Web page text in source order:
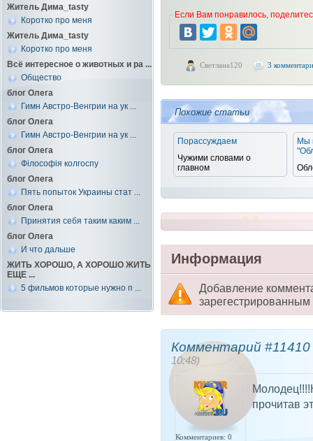
Житель Дима_tasty
Коротко про меня
Житель Дима_tasty
Коротко про меня
Всё интересное о животных и ра ...
Общество
блог Олега
Гимн Австро-Венгрии на ук ...
блог Олега
Гимн Австро-Венгрии на ук ...
блог Олега
Філософія колгоспу
блог Олега
Пять попыток Украины стат ...
блог Олега
Принятия себя таким каким ...
блог Олега
И что дальше
ЖИТЬ ХОРОШО, А ХОРОШО ЖИТЬ
ЕЩЕ ...
5 фильмов которые нужно п ...
Если Вам понравилось,
Светлана120 3
Похожие статьи
Порассуждаем
Чужими словами о
главном
Мы
Информация
Добавление
Комментарий
10:48)
Комментариев: 0
прочитав